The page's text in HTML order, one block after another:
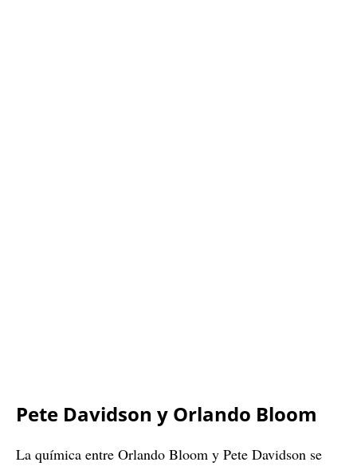
Pete Davidson y Orlando Bloom
La química entre Orlando Bloom y Pete Davidson se